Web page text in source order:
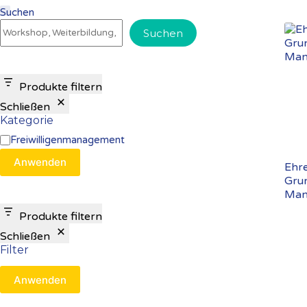
Suchen
Suchen
Produkte filtern
Schließen
Kategorie
Kategorie
Freiwilligenmanagement
Anwenden
Produkte filtern
Schließen
Filter
Anwenden